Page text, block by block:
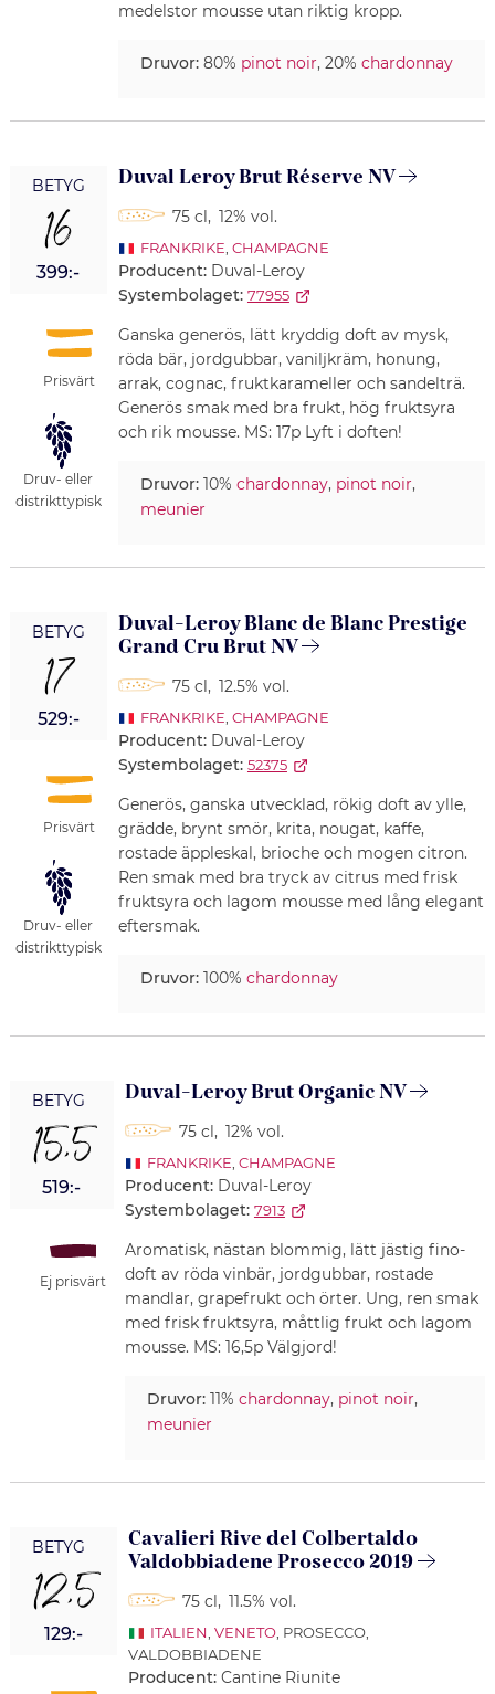
medelstor mousse utan riktig kropp.
Druvor:80% pinot noir, 20% chardonnay
BETYG
16
399:-
Prisvärt
Druv- eller
distrikttypisk
Duval Leroy Brut Réserve NV
75 cl, 12% vol.
FRANKRIKE CHAMPAGNE
Producent: Duval-Leroy
Systembolaget: 77955
Ganska generös, lätt kryddig doft av mysk,
röda bär, jordgubbar, vaniljkräm, honung,
arrak, cognac, fruktkarameller och sandelträ.
Generös smak med bra frukt, hög fruktsyra
och rik mousse. MS: 17p Lyft i doften!
Druvor:10% chardonnay, pinot noir,
meunier
BETYG
17
529:-
Prisvärt
Druv- eller
distrikttypisk
Duval-Leroy Blanc de Blanc Prestige
Grand Cru Brut NV
75 cl, 12.5% vol.
FRANKRIKE CHAMPAGNE
Producent: Duval-Leroy
Systembolaget: 52375
Generös, ganska utvecklad, rökig doft av ylle,
grädde, brynt smör, krita, nougat, kaffe,
rostade äppleskal, brioche och mogen citron.
Ren smak med bra tryck av citrus med frisk
fruktsyra och lagom mousse med lång elegant
eftersmak.
Druvor:100% chardonnay
BETYG
15,5
519:-
Ej prisvärt
Duval-Leroy Brut Organic NV
75 cl, 12% vol.
FRANKRIKE CHAMPAGNE
Producent: Duval-Leroy
Systembolaget: 7913
Aromatisk, nästan blommig, lätt jästig fino-
doft av röda vinbär, jordgubbar, rostade
mandlar, grapefrukt och örter. Ung, ren smak
med frisk fruktsyra, måttlig frukt och lagom
mousse. MS: 16,5p Välgjord!
Druvor:11% chardonnay, pinot noir,
meunier
BETYG
12,5
129:-
Cavalieri Rive del Colbertaldo
Valdobbiadene Prosecco 2019
75 cl, 11.5% vol.
ITALIEN VENETO, PROSECCO,
VALDOBBIADENE
Producent: Cantine Riunite